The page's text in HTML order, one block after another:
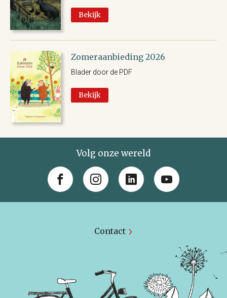
Bekijk
Zomeraanbieding 2026
Blader door de PDF
Bekijk
Volg onze wereld
Contact